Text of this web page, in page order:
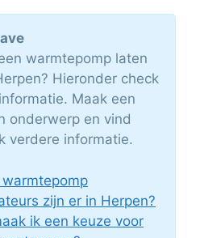
warmtepomp laten
Hieronder check
Maak een
onderwerp en vind
verdere informatie.
warmtepomp
zijn er in Herpen?
ik een keuze voor